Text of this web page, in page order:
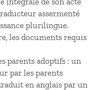
assermenté
plurilingue.
les documents requis
parents adoptifs : un
par les parents
en anglais par un